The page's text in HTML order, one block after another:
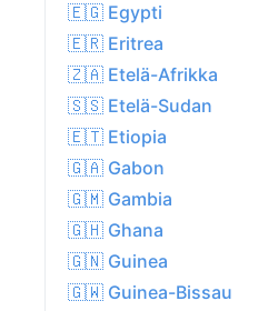
🇪🇬 Egypti
🇪🇷 Eritrea
🇿🇦 Etelä-Afrikka
🇸🇸 Etelä-Sudan
🇪🇹 Etiopia
🇬🇦 Gabon
🇬🇲 Gambia
🇬🇭 Ghana
🇬🇳 Guinea
🇬🇼 Guinea-Bissau